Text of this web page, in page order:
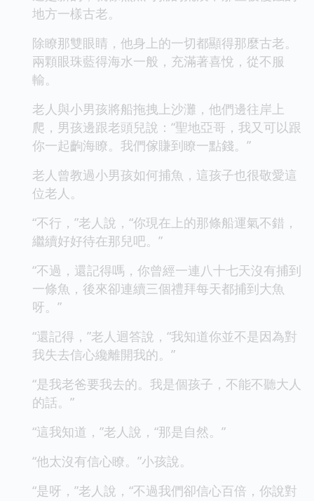
地方一樣古老。
除瞭那雙眼睛，他身上的一切都顯得那麼古老。
兩顆眼珠藍得海水一般，充滿著喜悅，從不服
輸。
老人與小男孩將船拖拽上沙灘，他們邊往岸上
爬，男孩邊跟老頭兒說：“聖地亞哥，我又可以跟
你一起齣海瞭。我們傢賺到瞭一點錢。”
老人曾教過小男孩如何捕魚，這孩子也很敬愛這
位老人。
“不行，”老人說，“你現在上的那條船運氣不錯，
繼續好好待在那兒吧。”
“不過，還記得嗎，你曾經一連八十七天沒有捕到
一條魚，後來卻連續三個禮拜每天都捕到大魚
呀。”
“還記得，”老人迴答說，“我知道你並不是因為對
我失去信心纔離開我的。”
“是我老爸要我去的。我是個孩子，不能不聽大人
的話。”
“這我知道，”老人說，“那是自然。”
“他太沒有信心瞭。”小孩說。
“是呀，”老人說，“不過我們卻信心百倍，你說對